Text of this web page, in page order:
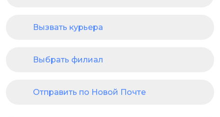
Вызвать курьера
Выбрать филиал
Отправить по Новой Почте